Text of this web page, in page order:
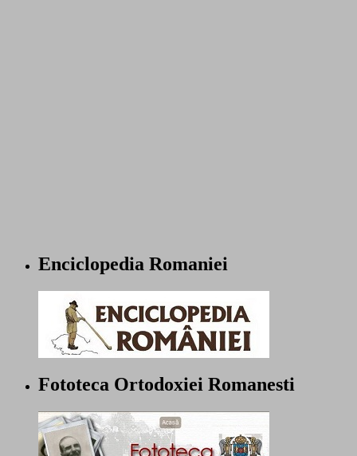
Enciclopedia Romaniei
Fototeca Ortodoxiei Romanesti